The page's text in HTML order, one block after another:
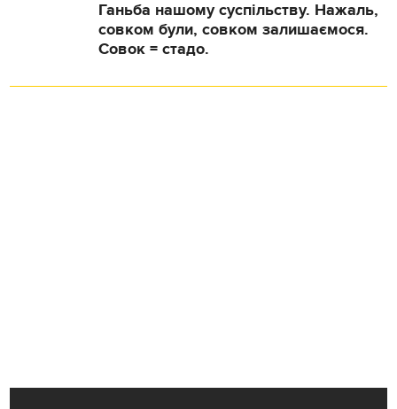
Ганьба нашому суспільству. Нажаль,
совком були, совком залишаємося.
Совок = стадо.